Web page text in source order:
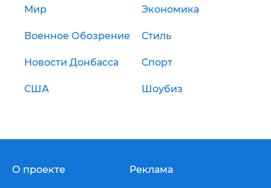
Мир Экономика
Военное Обозрение Стиль
Новости Донбасса Спорт
США Шоубиз
О проекте Реклама